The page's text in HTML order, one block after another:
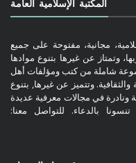
المكتبة الإسلامية العامة
مجانية، مفتوحة على جميع
وتمتاز عن غيرها بتنوع موادها
شاملة من كتب ومؤلفات أهل
وتتميز عن غيرها, بتنوع
ونادرة في مجالات معرفية عديدة
تنسونا بالدعاء. للتواصل معنا: